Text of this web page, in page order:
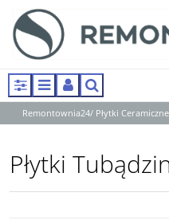
PanelMenuPanelSzukaj
Remontownia24/ Płytki Ceramiczne
Płytki